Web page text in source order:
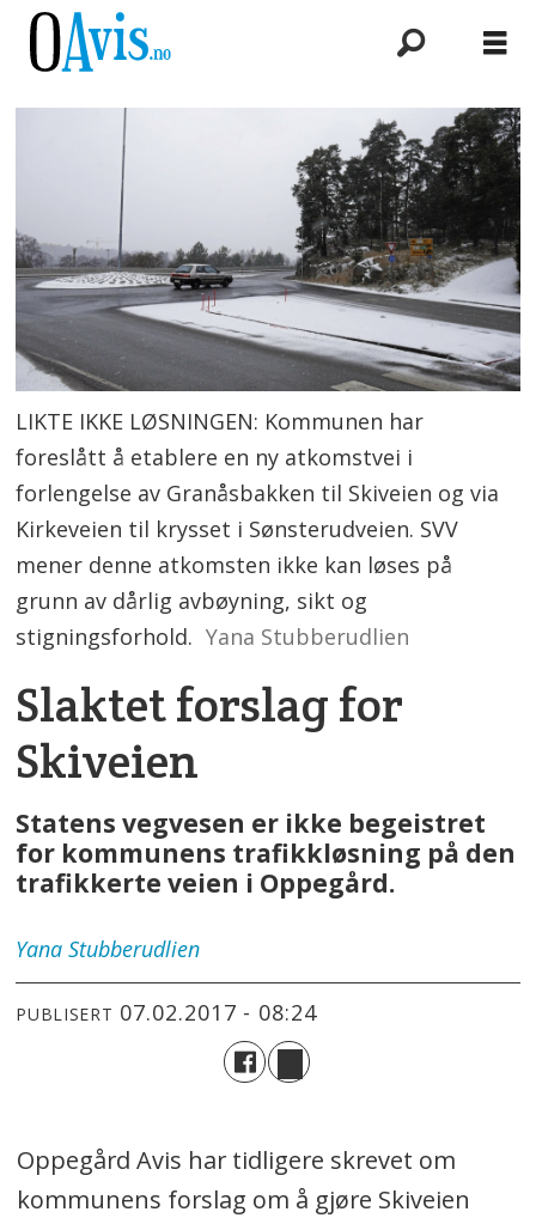
LIKTE IKKE LØSNINGEN: Kommunen har
foreslått å etablere en ny atkomstvei i
forlengelse av Granåsbakken til Skiveien og via
Kirkeveien til krysset i Sønsterudveien. SVV
mener denne atkomsten ikke kan løses på
grunn av dårlig avbøyning, sikt og
stigningsforhold. Yana Stubberudlien
Slaktet forslag for
Skiveien
Statens vegvesen er ikke begeistret
for kommunens trafikkløsning på den
trafikkerte veien i Oppegård.
Yana Stubberudlien
PUBLISERT 07.02.2017 - 08:24
Oppegård Avis har tidligere skrevet om
kommunens forslag om å gjøre Skiveien